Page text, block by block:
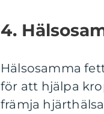
4.
Hälsosamma
för att hjälpa
främja